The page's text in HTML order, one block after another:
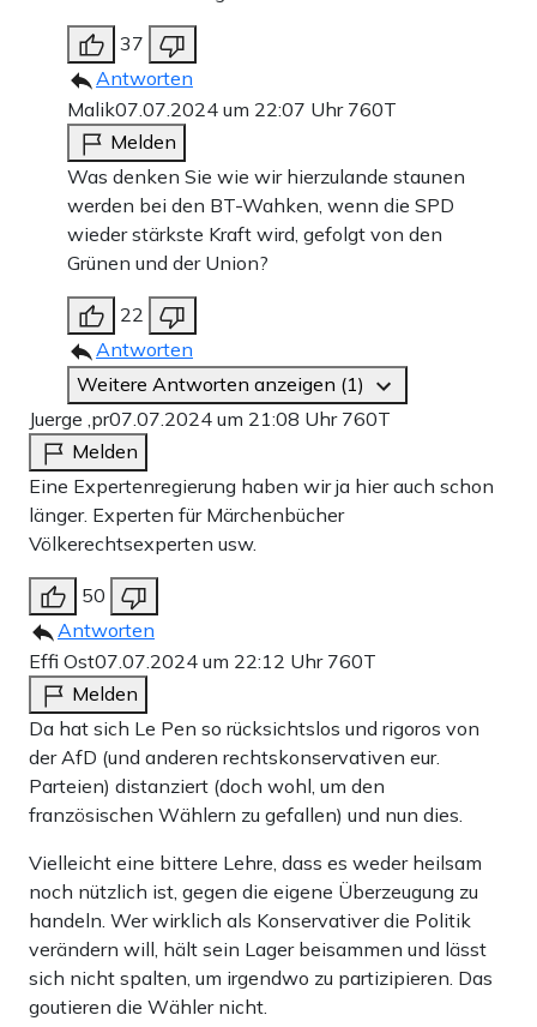
37
Antworten
Malik07.07.2024 um 22:07 Uhr 760T
Melden
Was denken Sie wie wir hierzulande staunen
werden bei den BT-Wahken, wenn die SPD
wieder stärkste Kraft wird, gefolgt von den
Grünen und der Union?
22
Antworten
Weitere Antworten anzeigen (1)
Juerge ,pr07.07.2024 um 21:08 Uhr 760T
Melden
Eine Expertenregierung haben wir ja hier auch schon
länger. Experten für Märchenbücher
Völkerechtsexperten usw.
50
Antworten
Effi Ost07.07.2024 um 22:12 Uhr 760T
Melden
Da hat sich Le Pen so rücksichtslos und rigoros von
der AfD (und anderen rechtskonservativen eur.
Parteien) distanziert (doch wohl, um den
französischen Wählern zu gefallen) und nun dies.
Vielleicht eine bittere Lehre, dass es weder heilsam
noch nützlich ist, gegen die eigene Überzeugung zu
handeln. Wer wirklich als Konservativer die Politik
verändern will, hält sein Lager beisammen und lässt
sich nicht spalten, um irgendwo zu partizipieren. Das
goutieren die Wähler nicht.